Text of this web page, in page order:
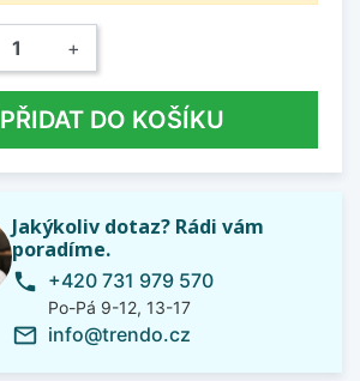
+
PŘIDAT DO KOŠÍKU
Jakýkoliv dotaz? Rádi vám
poradíme.
phone +420 731 979 570
Po-Pá 9-12, 13-17
mail_outline info@trendo.cz